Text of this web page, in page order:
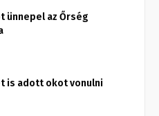
ünnepel az Őrség
is adott okot vonulni